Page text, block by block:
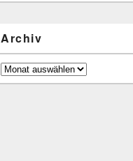
Archiv
Archiv